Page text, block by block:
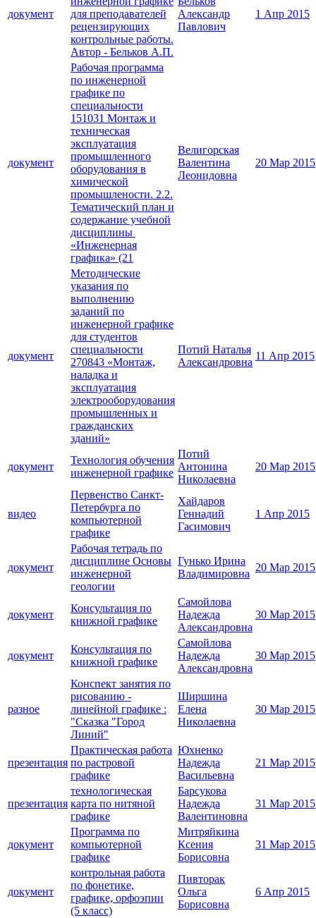
документ
для преподавателей
рецензирующих
контрольные работы.
Автор - Бельков А.П.
Александр
Павлович
1 Апр 2015
документ
Рабочая программа
по инженерной
графике по
специальности
151031 Монтаж и
техническая
эксплуатация
промышленного
оборудования в
химической
промышлености. 2.2.
Тематический план и
содержание учебной
дисциплины
«Инженерная
графика» (21
Велигорская
Валентина
Леонидовна
20 Мар 2015
документ
Методические
указания по
выполнению
заданий по
инженерной графике
для студентов
специальности
270843 «Монтаж,
наладка и
эксплуатация
электрооборудования
промышленных и
гражданских
зданий»
Потий Наталья
Александровна
11 Апр 2015
документ
Технология обучения
инженерной графике
Потий
Антонина
Николаевна
20 Мар 2015
видео
Первенство Санкт-
Петербурга по
компьютерной
графике
Хайдаров
Геннадий
Гасимович
1 Апр 2015
документ
Рабочая тетрадь по
дисциплине Основы
инженерной
геологии
Гунько Ирина
Владимировна
20 Мар 2015
документ
Консультация по
книжной графике
Самойлова
Надежда
Александровна
30 Мар 2015
документ
Консультация по
книжной графике
Самойлова
Надежда
Александровна
30 Мар 2015
разное
Конспект занятия по
рисованию -
линейной графике :
"Сказка "Город
Линий"
Ширшина
Елена
Николаевна
30 Мар 2015
презентация
Практическая работа
по растровой
графике
Юхненко
Надежда
Васильевна
21 Мар 2015
презентация
технологическая
карта по нитяной
графике
Барсукова
Надежда
Валентиновна
31 Мар 2015
документ
Программа по
компьютерной
графике
Митряйкина
Ксения
Борисовна
31 Мар 2015
документ
контрольная работа
по фонетике,
графике, орфоэпии
(5 класс)
Пивторак
Ольга
Борисовна
6 Апр 2015